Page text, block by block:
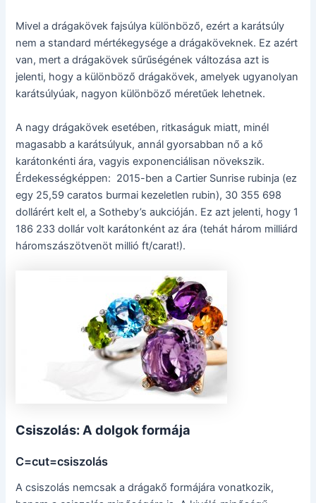
Mivel a drágakövek fajsúlya különböző, ezért a karátsúly
nem a standard mértékegysége a drágaköveknek. Ez azért
van, mert a drágakövek sűrűségének változása azt is
jelenti, hogy a különböző drágakövek, amelyek ugyanolyan
karátsúlyúak, nagyon különböző méretűek lehetnek.
A nagy drágakövek esetében, ritkaságuk miatt, minél
magasabb a karátsúlyuk, annál gyorsabban nő a kő
karátonkénti ára, vagyis exponenciálisan növekszik.
Érdekességképpen: 2015-ben a Cartier Sunrise rubinja (ez
egy 25,59 caratos burmai kezeletlen rubin), 30 355 698
dollárért kelt el, a Sotheby’s aukcióján. Ez azt jelenti, hogy 1
186 233 dollár volt karátonként az ára (tehát három milliárd
háromszászötvenöt millió ft/carat!).
Csiszolás: A dolgok formája
C=cut=csiszolás
A csiszolás nemcsak a drágakő formájára vonatkozik,